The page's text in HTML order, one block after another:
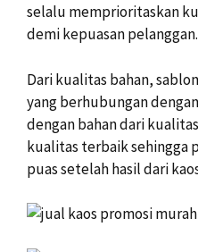
selalu memprioritaskan
demi kepuasan pelanggan.
Dari kualitas bahan,
yang berhubungan
dengan bahan dari
kualitas terbaik sehingga
puas setelah hasil dari